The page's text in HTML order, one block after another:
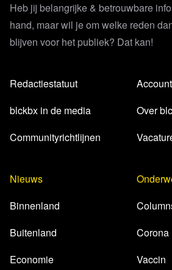
Heb jij belangrijke & betrouwbare
hand, maar wil je om welke reden
blijven voor het publiek? Dat kan!
Redactiestatuut
blckbx in de media
Communityrichtlijnen
Account
Over
Nieuws
Binnenland
Buitenland
Economie
Corona
Vaccin